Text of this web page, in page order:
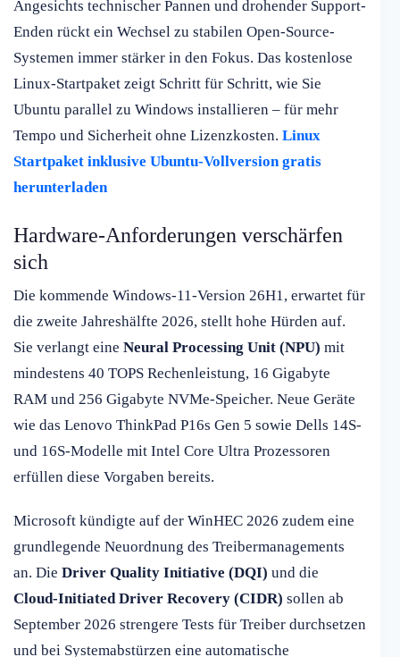
Angesichts technischer Pannen und drohender Support-
Enden rückt ein Wechsel zu stabilen Open-Source-
Systemen immer stärker in den Fokus. Das kostenlose
Linux-Startpaket zeigt Schritt für Schritt, wie Sie
Ubuntu parallel zu Windows installieren – für mehr
Tempo und Sicherheit ohne Lizenzkosten. Linux
Startpaket inklusive Ubuntu-Vollversion gratis
herunterladen
Hardware-Anforderungen verschärfen
sich
Die kommende Windows-11-Version 26H1, erwartet für
die zweite Jahreshälfte 2026, stellt hohe Hürden auf.
Sie verlangt eine Neural Processing Unit (NPU) mit
mindestens 40 TOPS Rechenleistung, 16 Gigabyte
RAM und 256 Gigabyte NVMe-Speicher. Neue Geräte
wie das Lenovo ThinkPad P16s Gen 5 sowie Dells 14S-
und 16S-Modelle mit Intel Core Ultra Prozessoren
erfüllen diese Vorgaben bereits.
Microsoft kündigte auf der WinHEC 2026 zudem eine
grundlegende Neuordnung des Treibermanagements
an. Die Driver Quality Initiative (DQI) und die
Cloud-Initiated Driver Recovery (CIDR) sollen ab
September 2026 strengere Tests für Treiber durchsetzen
und bei Systemabstürzen eine automatische